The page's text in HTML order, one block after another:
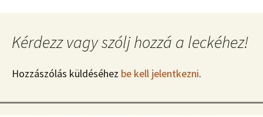
Kérdezz vagy szólj hozzá a leckéhez!
Hozzászólás küldéséhez be kell jelentkezni.